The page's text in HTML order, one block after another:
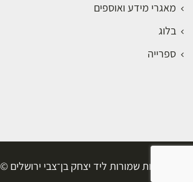
מאגרי מידע ואוספים
בלוג
ספרייה
כל הזכויות שמורות ליד יצחק בן־צבי ירושלים ©